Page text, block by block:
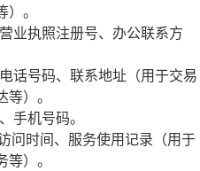
。
业执照注册号、办公联系方
话号码、联系地址（用于交易
）。
手机号码。
问时间、服务使用记录（用于
）。